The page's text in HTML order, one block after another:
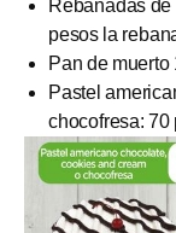
Rebanadas
pesos la
Pan de
Pastel
chocofresa: 70